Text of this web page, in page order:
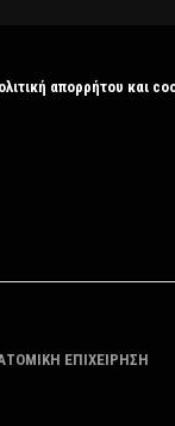
απορρήτου και
ΕΠΙΧΕΙΡΗΣΗ